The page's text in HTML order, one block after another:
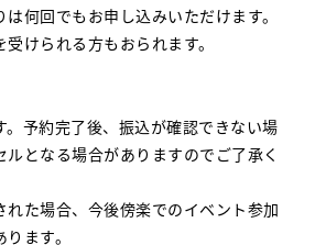
何回でもお申し込みいただけます。
けられる方もおられます。
予約完了後、振込が確認できない場
となる場合がありますのでご了承く
れた場合、今後傍楽でのイベント参加
ます。